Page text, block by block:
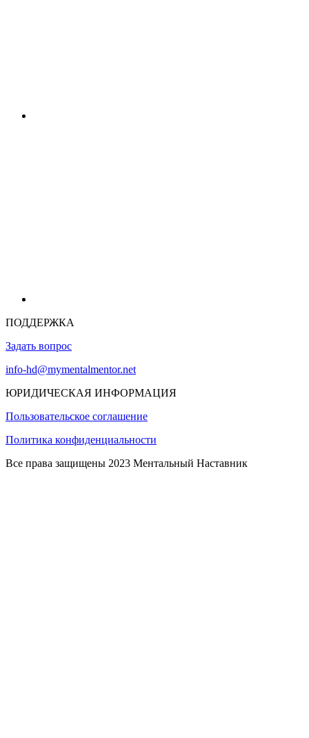
ПОДДЕРЖКА
Задать вопрос
info-hd@mymentalmentor.net
ЮРИДИЧЕСКАЯ ИНФОРМАЦИЯ
Пользовательское соглашение
Политика конфиденциальности
Все права защищены 2023 Ментальный Наставник